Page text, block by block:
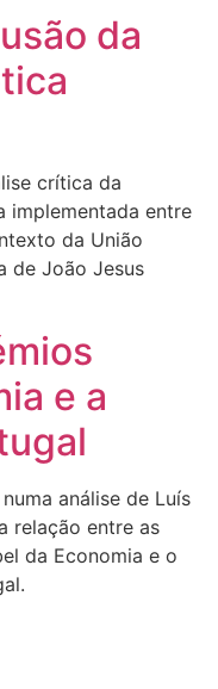
da
crítica da
implementada entre
da União
de João Jesus
e a
análise de Luís
relação entre as
da Economia e o